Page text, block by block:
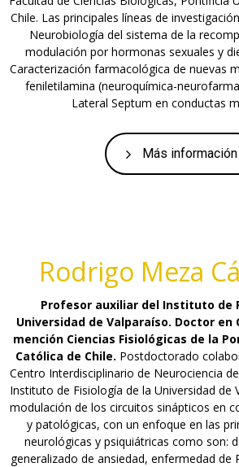
Chile. Las principales líneas de
Neurobiología del sistema de la
modulación por hormonas sexuales y
Caracterización farmacológica de nuevas
feniletilamina (neuroquímica-
Lateral Septum en conductas
Más información
Rodrigo Meza
Profesor auxiliar del Instituto de
Universidad de Valparaíso. Doctor en
mención Ciencias Fisiológicas de la
Católica de Chile. Postdoctorado
Centro Interdisciplinario de Neurociencia
Instituto de Fisiología de la Universidad de
modulación de los circuitos sinápticos en
y patológicas, con un enfoque en las
neurológicas y psiquiátricas como son:
generalizado de ansiedad, enfermedad de